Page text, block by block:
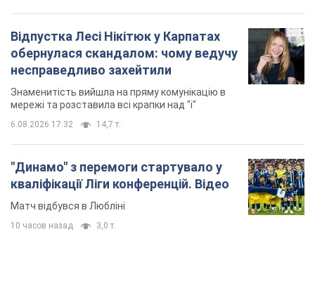
Відпустка Лесі Нікітюк у Карпатах
обернулася скандалом: чому ведучу
несправедливо захейтили
Знаменитість вийшла на пряму комунікацію в
мережі та розставила всі крапки над "і"
6.08.2026 17:32 14,7 т.
"Динамо" з перемоги стартувало у
кваліфікації Ліги конференцій. Відео
Матч відбувся в Любліні
10 часов назад 3,0 т.